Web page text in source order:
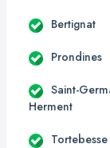
Bertignat
Prondines
Saint-
Herment
Tortebesse